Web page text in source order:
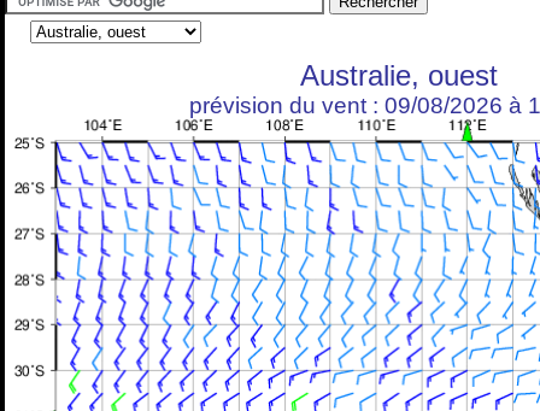
Australie, ouest
prévision du vent : 09/08/2026 à